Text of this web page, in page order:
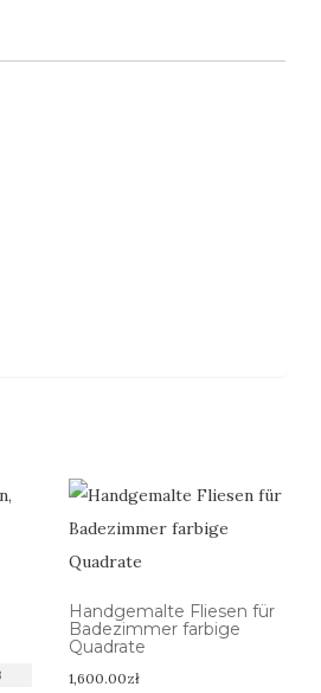
Handgemalte Fliesen für
Badezimmer farbige
Quadrate
1,600.00zł